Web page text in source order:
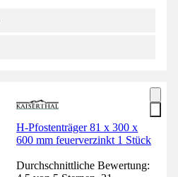
H-Pfostenträger 81 x 300 x
600 mm feuerverzinkt 1 Stück
Durchschnittliche Bewertung: